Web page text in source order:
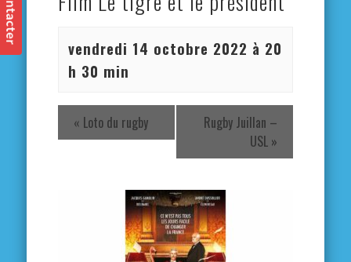
vendredi 14 octobre 2022 à 20
h 30 min
« Loto du rugby
Rugby Juillan –
USL »